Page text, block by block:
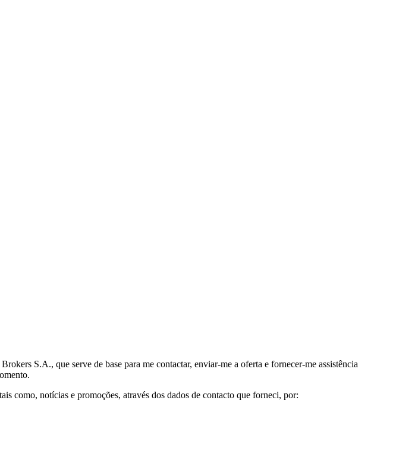
S.A., que serve de base para me contactar, enviar-me a oferta e fornecer-me assistência
como, notícias e promoções, através dos dados de contacto que forneci, por: